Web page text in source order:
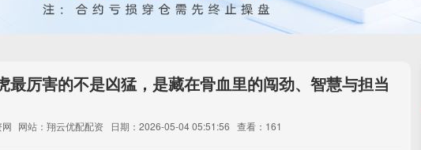
最厉害的不是凶猛，是藏在骨血里的闯劲、智慧与担当
网站：翔云优配配资 日期：2026-05-04 05:51:56 查看：161